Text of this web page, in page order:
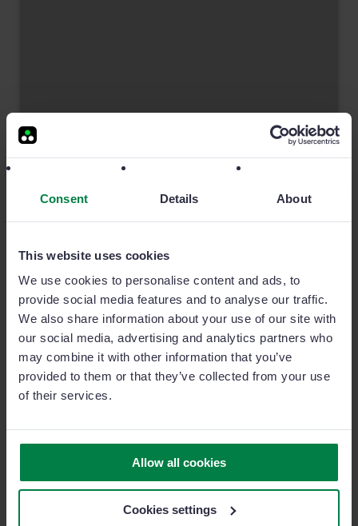
Consent Details About
This website uses cookies
We use cookies to personalise content and ads, to
provide social media features and to analyse our traffic.
We also share information about your use of our site with
our social media, advertising and analytics partners who
may combine it with other information that you’ve
provided to them or that they’ve collected from your use
of their services.
Allow all cookies
Cookies settings
Teams
de departamentos de ventas, no te pierdas este artículo.
3 MINUTOS DE LECTURA